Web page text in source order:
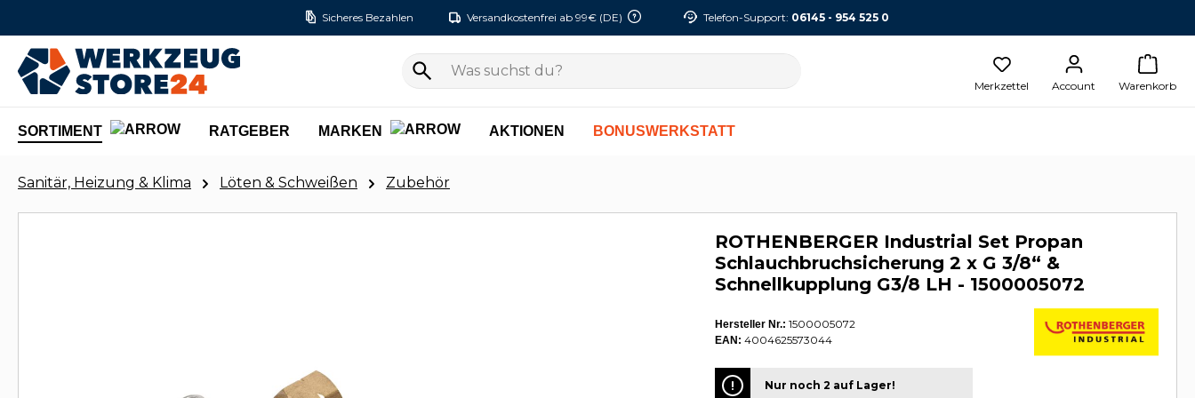
Sicheres Bezahlen Versandkostenfrei ab 99€ (DE) Telefon-Support: 06145 - 954 525 0
Merkzettel Account Warenkorb
SORTIMENT RATGEBER MARKEN AKTIONEN BONUSWERKSTATT
Sanitär, Heizung & Klima Löten & Schweißen Zubehör
ROTHENBERGER Industrial Set Propan
Schlauchbruchsicherung 2 x G 3/8“ &
Schnellkupplung G3/8 LH - 1500005072
Hersteller Nr.: 1500005072
EAN: 4004625573044
Nur noch 2 auf Lager!